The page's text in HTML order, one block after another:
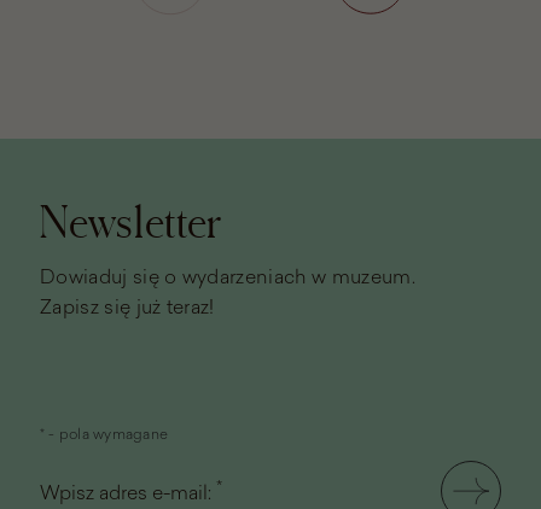
Stopka
Newsletter
Dowiaduj się o wydarzeniach w muzeum.
Zapisz się już teraz!
* - pola wymagane
Wpisz adres e-mail: *